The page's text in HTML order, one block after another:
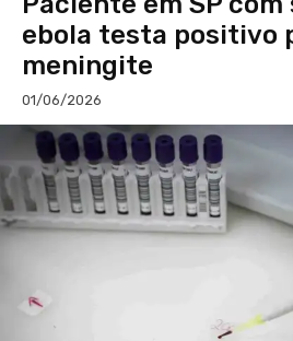
ebola testa positivo
meningite
01/06/2026